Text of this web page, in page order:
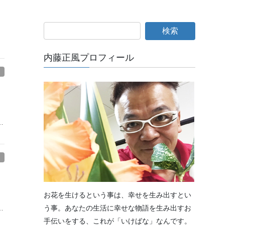
内藤正風プロフィール
お花を生けるという事は、幸せを生み出すとい
う事。あなたの生活に幸せな物語を生み出すお
手伝いをする、これが「いけばな」なんです。